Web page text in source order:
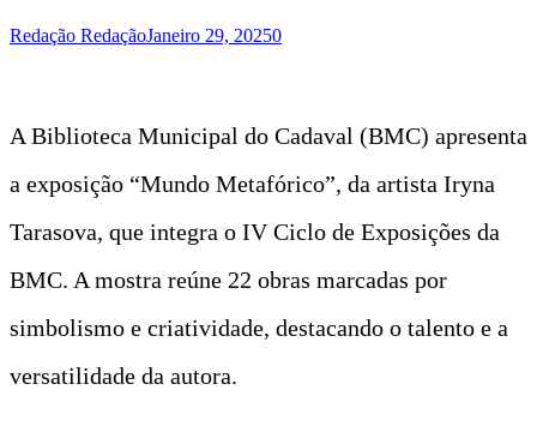
Redação RedaçãoJaneiro 29, 20250
A Biblioteca Municipal do Cadaval (BMC) apresenta
a exposição “Mundo Metafórico”, da artista Iryna
Tarasova, que integra o IV Ciclo de Exposições da
BMC. A mostra reúne 22 obras marcadas por
simbolismo e criatividade, destacando o talento e a
versatilidade da autora.